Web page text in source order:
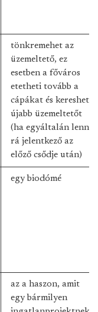
tönkremehet az
üzemeltető, ez
esetben a főváros
etetheti tovább a
cápákat és kereshet
újabb üzemeltetőt
(ha egyáltalán lenne
rá jelentkező az
előző csődje után)
egy biodómé
az a haszon, amit
egy bármilyen